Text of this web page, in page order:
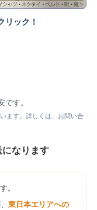
リック！
す。
ます。詳しくは、お問い合
になります
。
東日本エリアへの